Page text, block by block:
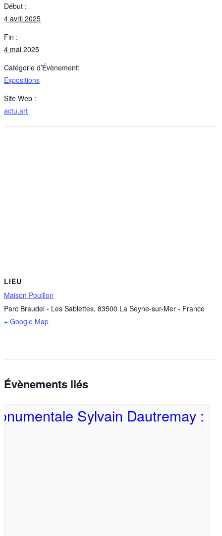
Début :
4 avril 2025
Fin :
4 mai 2025
Catégorie d’Évènement:
Expositions
Site Web :
actu.art
LIEU
Maison Pouillon
Parc Braudel - Les Sablettes, 83500 La Seyne-sur-Mer - France
+ Google Map
Évènements liés